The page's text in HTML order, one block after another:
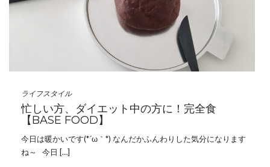
ライフスタイル
忙しい方、ダイエット中の方に！完全食
【BASE FOOD】
今日は暖かいです(*´ω｀*) なんだかふんわりした気分になります
ね～ 今日 […]